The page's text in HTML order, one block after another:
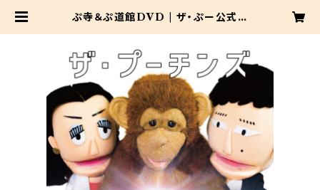
ぷ寺＆ぷ道館DVD | ザ・ぷー公式シ